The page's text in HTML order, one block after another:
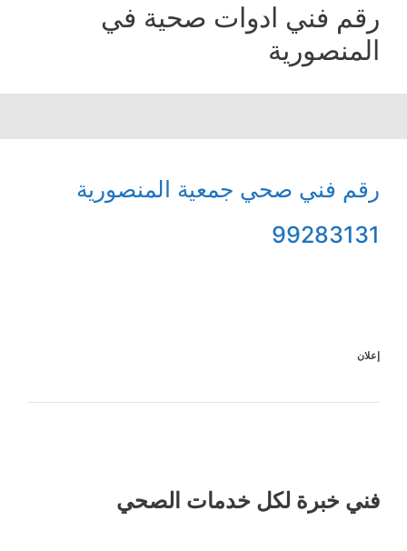
رقم فني ادوات صحية في
المنصورية
رقم فني صحي جمعية المنصورية
99283131
إعلان
فني خبرة لكل خدمات الصحي